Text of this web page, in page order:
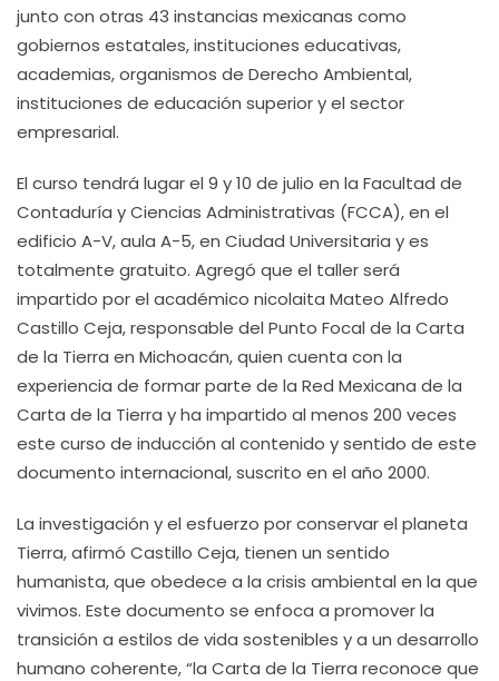
junto con otras 43 instancias mexicanas como
gobiernos estatales, instituciones educativas,
academias, organismos de Derecho Ambiental,
instituciones de educación superior y el sector
empresarial.
El curso tendrá lugar el 9 y 10 de julio en la Facultad de
Contaduría y Ciencias Administrativas (FCCA), en el
edificio A-V, aula A-5, en Ciudad Universitaria y es
totalmente gratuito. Agregó que el taller será
impartido por el académico nicolaita Mateo Alfredo
Castillo Ceja, responsable del Punto Focal de la Carta
de la Tierra en Michoacán, quien cuenta con la
experiencia de formar parte de la Red Mexicana de la
Carta de la Tierra y ha impartido al menos 200 veces
este curso de inducción al contenido y sentido de este
documento internacional, suscrito en el año 2000.
La investigación y el esfuerzo por conservar el planeta
Tierra, afirmó Castillo Ceja, tienen un sentido
humanista, que obedece a la crisis ambiental en la que
vivimos. Este documento se enfoca a promover la
transición a estilos de vida sostenibles y a un desarrollo
humano coherente, “la Carta de la Tierra reconoce que